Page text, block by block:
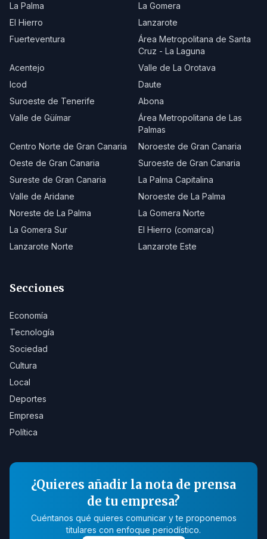
La Palma
La Gomera
El Hierro
Lanzarote
Fuerteventura
Área Metropolitana de Santa
Cruz - La Laguna
Acentejo
Valle de La Orotava
Icod
Daute
Suroeste de Tenerife
Abona
Valle de Güímar
Área Metropolitana de Las
Palmas
Centro Norte de Gran Canaria
Noroeste de Gran Canaria
Oeste de Gran Canaria
Suroeste de Gran Canaria
Sureste de Gran Canaria
La Palma Capitalina
Valle de Aridane
Noroeste de La Palma
Noreste de La Palma
La Gomera Norte
La Gomera Sur
El Hierro (comarca)
Lanzarote Norte
Lanzarote Este
Secciones
Economía
Tecnología
Sociedad
Cultura
Local
Deportes
Empresa
Política
¿Quieres añadir la nota de prensa
de tu empresa?
Cuéntanos qué quieres comunicar y te proponemos
titulares con enfoque periodístico.